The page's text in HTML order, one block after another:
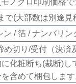
ノクロ印刷価格
で(大部数は別途
ン / 箔 / ナンバリ
め切り/受付（決
に化粧断ち(裁断)し
を含めて梱包しま